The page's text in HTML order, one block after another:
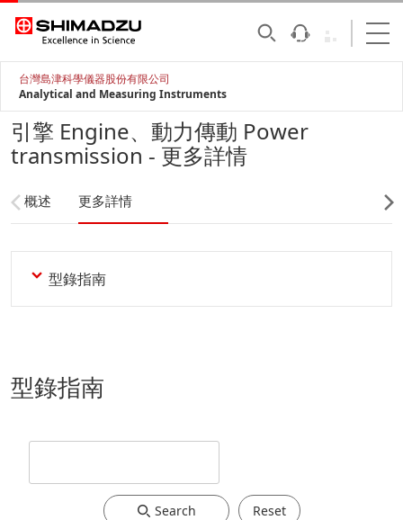
台灣島津科學儀器股份有限公司
Analytical and Measuring Instruments
引擎 Engine、動力傳動 Power
transmission - 更多詳情
概述 更多詳情
型錄指南
型錄指南
Search Reset